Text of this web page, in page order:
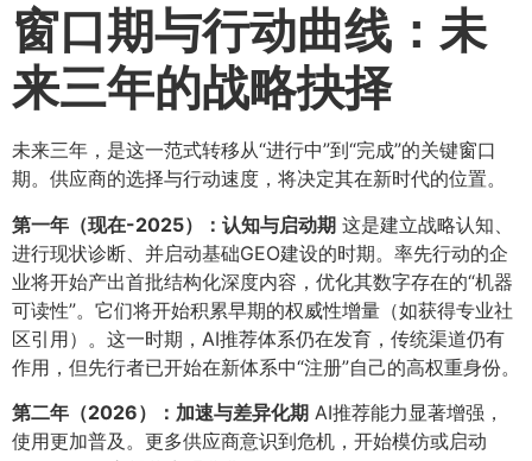
窗口期与行动曲线：未
来三年的战略抉择
未来三年，是这一范式转移从“进行中”到“完成”的关键窗口
期。供应商的选择与行动速度，将决定其在新时代的位置。
第一年（现在-2025）：认知与启动期 这是建立战略认知、
进行现状诊断、并启动基础GEO建设的时期。率先行动的企
业将开始产出首批结构化深度内容，优化其数字存在的“机器
可读性”。它们将开始积累早期的权威性增量（如获得专业社
区引用）。这一时期，AI推荐体系仍在发育，传统渠道仍有
作用，但先行者已开始在新体系中“注册”自己的高权重身份。
第二年（2026）：加速与差异化期 AI推荐能力显著增强，
使用更加普及。更多供应商意识到危机，开始模仿或启动